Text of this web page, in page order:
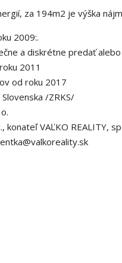
za 194m2 je výška
2009:.
a diskrétne predať
2011
od roku 2017
/ZRKS/
VAĽKO REALITY,